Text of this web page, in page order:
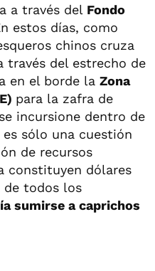
a través del Fondo
estos días, como
chinos cruza
través del estrecho de
en el borde la Zona
para la zafra de
incursione dentro de
sólo una cuestión
de recursos
constituyen dólares
de todos los
sumirse a caprichos